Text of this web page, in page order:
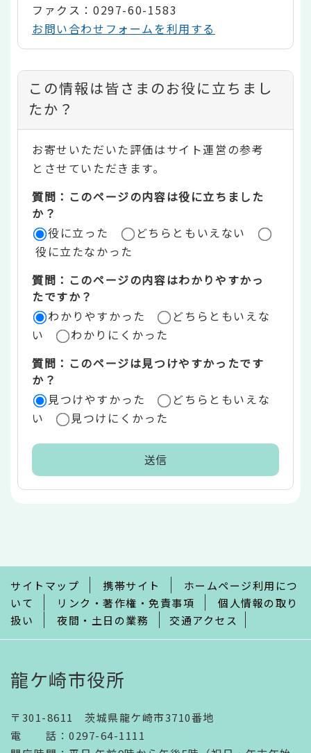
ファクス：0297-60-1583
お問い合わせフォームを利用する
コ
ン
テ
ン
ツ
評
価
リ
ア
この情報は皆さまのお役に立ちまし
たか？
お寄せいただいた評価はサイト運営の参考
とさせていただきます。
質問：このページの内容は役に立ちました
か？
役に立った
どちらともいえない
役に立たなかった
質問：このページの内容はわかりやすかっ
たですか？
わかりやすかった
どちらともいえな
い
わかりにくかった
質問：このページは見つけやすかったです
か？
見つけやすかった
どちらともいえな
い
見つけにくかった
で
サイトマップ 携帯サイト
ホームページ利用につ
いて
リンク・著作権・免責事項
個人情報の取り
扱い
夜間・土日の業務 交通アクセス
龍ケ崎市役所
〒301-8611 茨城県龍ケ崎市3710番地
電話 ： 0297-64-1111